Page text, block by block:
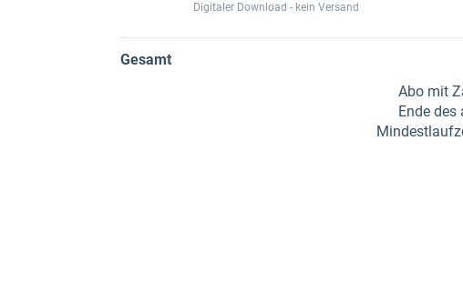
Digitaler Download - kein Versand
Gesamt
Abo mit
Ende